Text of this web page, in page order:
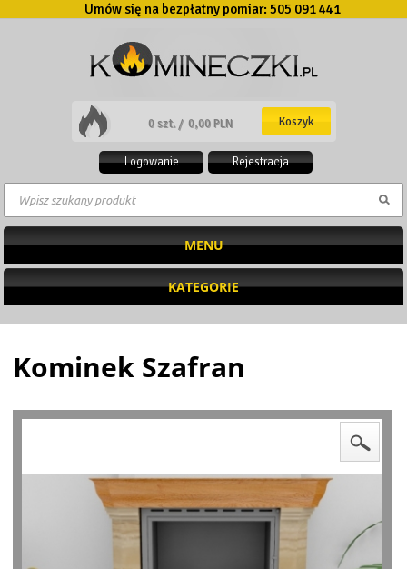
Umów się na bezpłatny pomiar: 505 091 441
0 szt. / 0,00 PLN Koszyk
Rejestracja
Logowanie
MENU
KATEGORIE
Kominek Szafran